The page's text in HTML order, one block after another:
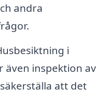
andra
i
även inspektion av
att det